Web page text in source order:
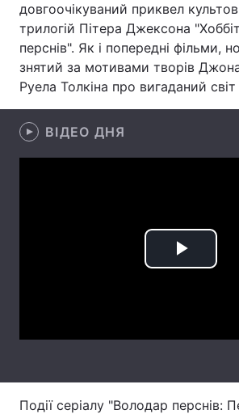
Контакти
Послуги
довгоочікуваний приквел
трилогій Пітера Джексона
перснів". Як і попередні фільми,
знятий за мотивами творів
Руела Толкіна про вигаданий
ВІДЕО ДНЯ
Play
Події серіалу "Володар перснів: